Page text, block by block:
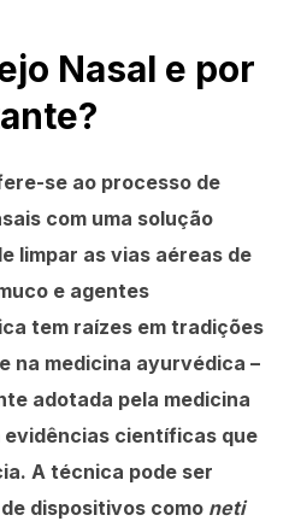
Nasal e por
se ao processo de
com uma solução
limpar as vias aéreas de
e agentes
tem raízes em tradições
na medicina ayurvédica –
adotada pela medicina
evidências científicas que
A técnica pode ser
dispositivos como neti